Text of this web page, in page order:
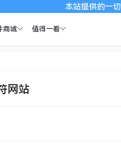
本站提供的一切软件、教程和
商城 值得一看
网站